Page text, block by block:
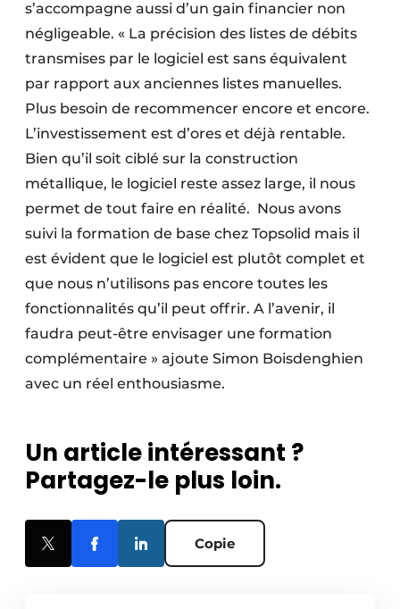
s’accompagne aussi d’un gain financier non
négligeable. « La précision des listes de débits
transmises par le logiciel est sans équivalent
par rapport aux anciennes listes manuelles.
Plus besoin de recommencer encore et encore.
L’investissement est d’ores et déjà rentable.
Bien qu’il soit ciblé sur la construction
métallique, le logiciel reste assez large, il nous
permet de tout faire en réalité. Nous avons
suivi la formation de base chez Topsolid mais il
est évident que le logiciel est plutôt complet et
que nous n’utilisons pas encore toutes les
fonctionnalités qu’il peut offrir. A l’avenir, il
faudra peut-être envisager une formation
complémentaire » ajoute Simon Boisdenghien
avec un réel enthousiasme.
Un article intéressant ?
Partagez-le plus loin.
Copie